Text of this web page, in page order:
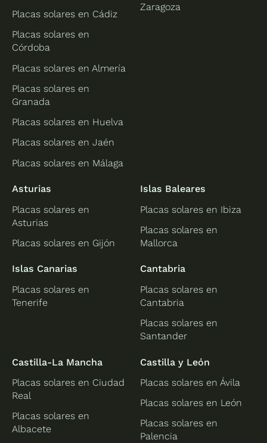
Placas solares en Cádiz
Placas solares en
Córdoba
Placas solares en Almería
Placas solares en
Granada
Placas solares en Huelva
Placas solares en Jaén
Placas solares en Málaga
Zaragoza
Asturias
Placas solares en
Asturias
Placas solares en Gijón
Islas Baleares
Placas solares en Ibiza
Placas solares en
Mallorca
Islas Canarias
Placas solares en
Tenerife
Cantabria
Placas solares en
Cantabria
Placas solares en
Santander
Castilla-La Mancha
Placas solares en Ciudad
Real
Placas solares en
Albacete
Castilla y León
Placas solares en Ávila
Placas solares en León
Placas solares en
Palencia